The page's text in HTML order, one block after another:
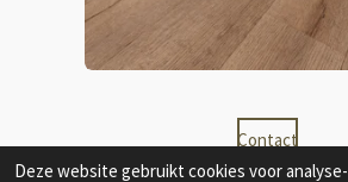
Deze website gebruikt cookies voor analyse-
Contact